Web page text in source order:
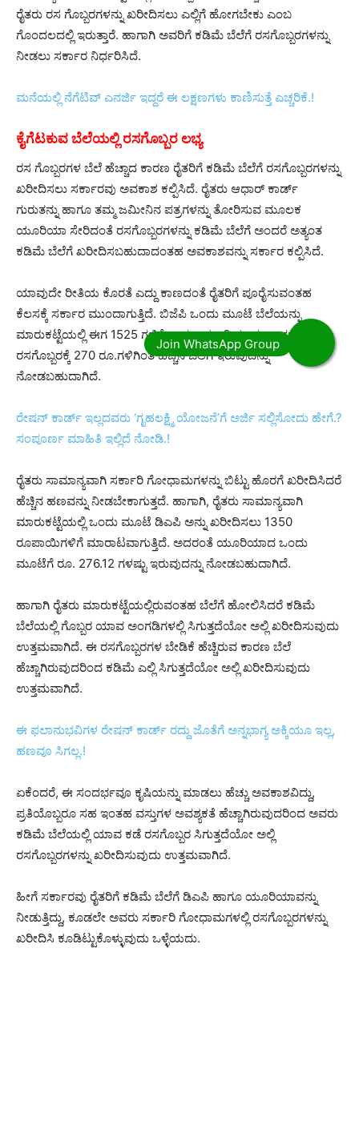
ರೈತರು ರಸ ಗೊಬ್ಬರಗಳನ್ನು ಖರೀದಿಸಲು ಎಲ್ಲಿಗೆ ಹೋಗಬೇಕು ಎಂಬ
ಗೊಂದಲದಲ್ಲಿ ಇರುತ್ತಾರೆ. ಹಾಗಾಗಿ ಅವರಿಗೆ ಕಡಿಮೆ ಬೆಲೆಗೆ ರಸಗೊಬ್ಬರಗಳನ್ನು
ನೀಡಲು ಸರ್ಕಾರ ನಿರ್ಧರಿಸಿದೆ.
ಮನೆಯಲ್ಲಿ ನೆಗೆಟಿವ್ ಎನರ್ಜಿ ಇದ್ದರೆ ಈ ಲಕ್ಷಣಗಳು ಕಾಣಿಸುತ್ತೆ ಎಚ್ಚರಿಕೆ.!
ಕೈಗೆಟಕುವ ಬೆಲೆಯಲ್ಲಿ ರಸಗೊಬ್ಬರ ಲಭ್ಯ
ರಸ ಗೊಬ್ಬರಗಳ ಬೆಲೆ ಹೆಚ್ಚಾದ ಕಾರಣ ರೈತರಿಗೆ ಕಡಿಮೆ ಬೆಲೆಗೆ ರಸಗೊಬ್ಬರಗಳನ್ನು
ಖರೀದಿಸಲು ಸರ್ಕಾರವು ಅವಕಾಶ ಕಲ್ಪಿಸಿದೆ. ರೈತರು ಆಧಾರ್ ಕಾರ್ಡ್
ಗುರುತನ್ನು ಹಾಗೂ ತಮ್ಮ ಜಮೀನಿನ ಪತ್ರಗಳನ್ನು ತೋರಿಸುವ ಮೂಲಕ
ಯೂರಿಯಾ ಸೇರಿದಂತೆ ರಸಗೊಬ್ಬರಗಳನ್ನು ಕಡಿಮೆ ಬೆಲೆಗೆ ಅಂದರೆ ಅತ್ಯಂತ
ಕಡಿಮೆ ಬೆಲೆಗೆ ಖರೀದಿಸಬಹುದಾದಂತಹ ಅವಕಾಶವನ್ನು ಸರ್ಕಾರ ಕಲ್ಪಿಸಿದೆ.
ಯಾವುದೇ ರೀತಿಯ ಕೊರತೆ ಎದ್ದು ಕಾಣದಂತೆ ರೈತರಿಗೆ ಪೂರೈಸುವಂತಹ
ಕೆಲಸಕ್ಕೆ ಸರ್ಕಾರ ಮುಂದಾಗುತ್ತಿದೆ. ಬಿಜೆಪಿ ಒಂದು ಮೂಟೆ ಬೆಲೆಯನ್ನು
ಮಾರುಕಟ್ಟೆಯಲ್ಲಿ ಈಗ 1525 ಗಳಿಗೆ ಹಾಗೂ ಯೂರಿಯಾದ ಒಂದು ಮೂಟೆ
ರಸಗೊಬ್ಬರಕ್ಕೆ 270 ರೂ.ಗಳಿಗಿಂತ ಹೆಚ್ಚಿನ ಬೆಲೆಗೆ ಇರುವುದನ್ನು
ನೋಡಬಹುದಾಗಿದೆ.
ರೇಷನ್ ಕಾರ್ಡ್ ಇಲ್ಲದವರು ‘ಗೃಹಲಕ್ಷ್ಮಿ ಯೋಜನೆ’ಗೆ ಅರ್ಜಿ ಸಲ್ಲಿಸೋದು ಹೇಗೆ.?
ಸಂಪೂರ್ಣ ಮಾಹಿತಿ ಇಲ್ಲಿದೆ ನೋಡಿ.!
ರೈತರು ಸಾಮಾನ್ಯವಾಗಿ ಸರ್ಕಾರಿ ಗೋಧಾಮಗಳನ್ನು ಬಿಟ್ಟು ಹೊರಗೆ ಖರೀದಿಸಿದರೆ
ಹೆಚ್ಚಿನ ಹಣವನ್ನು ನೀಡಬೇಕಾಗುತ್ತದೆ. ಹಾಗಾಗಿ, ರೈತರು ಸಾಮಾನ್ಯವಾಗಿ
ಮಾರುಕಟ್ಟೆಯಲ್ಲಿ ಒಂದು ಮೂಟೆ ಡಿಎಪಿ ಅನ್ನು ಖರೀದಿಸಲು 1350
ರೂಪಾಯಿಗಳಿಗೆ ಮಾರಾಟವಾಗುತ್ತಿದೆ. ಅದರಂತೆ ಯೂರಿಯಾದ ಒಂದು
ಮೂಟೆಗೆ ರೂ. 276.12 ಗಳಷ್ಟು ಇರುವುದನ್ನು ನೋಡಬಹುದಾಗಿದೆ.
ಹಾಗಾಗಿ ರೈತರು ಮಾರುಕಟ್ಟೆಯಲ್ಲಿರುವಂತಹ ಬೆಲೆಗೆ ಹೋಲಿಸಿದರೆ ಕಡಿಮೆ
ಬೆಲೆಯಲ್ಲಿ ಗೊಬ್ಬರ ಯಾವ ಅಂಗಡಿಗಳಲ್ಲಿ ಸಿಗುತ್ತದೆಯೋ ಅಲ್ಲಿ ಖರೀದಿಸುವುದು
ಉತ್ತಮವಾಗಿದೆ. ಈ ರಸಗೊಬ್ಬರಗಳ ಬೇಡಿಕೆ ಹೆಚ್ಚಿರುವ ಕಾರಣ ಬೆಲೆ
ಹೆಚ್ಚಾಗಿರುವುದರಿಂದ ಕಡಿಮೆ ಎಲ್ಲಿ ಸಿಗುತ್ತದೆಯೋ ಅಲ್ಲಿ ಖರೀದಿಸುವುದು
ಉತ್ತಮವಾಗಿದೆ.
ಈ ಫಲಾನುಭವಿಗಳ ರೇಷನ್ ಕಾರ್ಡ್ ರದ್ದು ಜೊತೆಗೆ ಅನ್ನಭಾಗ್ಯ ಅಕ್ಕಿಯೂ ಇಲ್ಲ,
ಹಣವೂ ಸಿಗಲ್ಲ.!
ಏಕೆಂದರೆ, ಈ ಸಂದರ್ಭವೂ ಕೃಷಿಯನ್ನು ಮಾಡಲು ಹೆಚ್ಚು ಅವಕಾಶವಿದ್ದು,
ಪ್ರತಿಯೊಬ್ಬರೂ ಸಹ ಇಂತಹ ವಸ್ತುಗಳ ಅವಶ್ಯಕತೆ ಹೆಚ್ಚಾಗಿರುವುದರಿಂದ ಅವರು
ಕಡಿಮೆ ಬೆಲೆಯಲ್ಲಿ ಯಾವ ಕಡೆ ರಸಗೊಬ್ಬರ ಸಿಗುತ್ತದೆಯೋ ಅಲ್ಲಿ
ರಸಗೊಬ್ಬರಗಳನ್ನು ಖರೀದಿಸುವುದು ಉತ್ತಮವಾಗಿದೆ.
ಹೀಗೆ ಸರ್ಕಾರವು ರೈತರಿಗೆ ಕಡಿಮೆ ಬೆಲೆಗೆ ಡಿಎಪಿ ಹಾಗೂ ಯೂರಿಯಾವನ್ನು
ನೀಡುತ್ತಿದ್ದು, ಕೂಡಲೇ ಅವರು ಸರ್ಕಾರಿ ಗೋಧಾಮಗಳಲ್ಲಿ ರಸಗೊಬ್ಬರಗಳನ್ನು
ಖರೀದಿಸಿ ಕೂಡಿಟ್ಟುಕೊಳ್ಳುವುದು ಒಳ್ಳೆಯದು.